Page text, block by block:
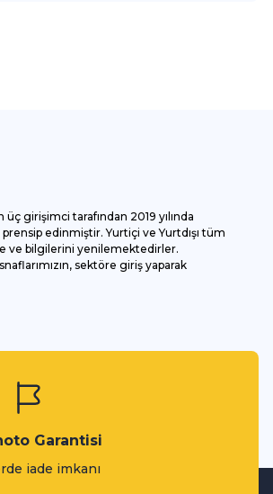
girişimci tarafından 2019 yılında
edinmiştir. Yurtiçi ve Yurtdışı tüm
ve bilgilerini yenilemektedirler.
sektöre giriş yaparak
Garantisi
iade imkanı